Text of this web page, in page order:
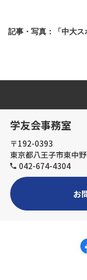
記事・写真：「中大
学友会事務室
〒192-0393
東京都八王子市東中
042-674-4304
お